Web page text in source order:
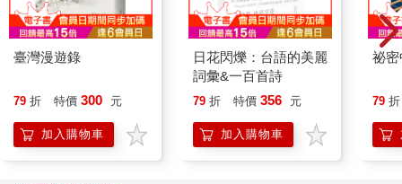
眠。」時；或是當他突然改口以「你」稱呼他時，說：「除非你
沒生病，不然為何不伺候你呢？」時，他覺得很舒服。只有格拉
西姆一個人沒有撒謊，從各方面可以看出，只有他一人明白發生
了什麼事，認為不需要隱瞞，而是單純地同情這位憔悴虛弱的主
「所有人都會死。為什麼不好好伺候您呢？」他說，並表現出他
對他所做的並不感到勞累，正是因為他視他為將死之人，且希望
任何人在他還在世的時候，也能為他做點事。
臺灣漫遊錄
79 折 特價 300 元
加入購物車
日花閃爍：台語的美麗
詞彙&一百首詩
79 折 特價 356 元
加入購物車
祕
79 折